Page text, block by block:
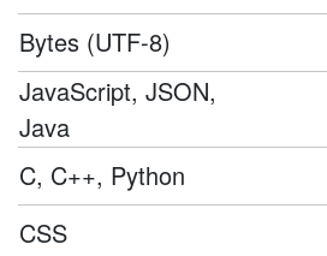
Bytes (UTF-8)
JavaScript, JSON,
Java
C, C++, Python
CSS